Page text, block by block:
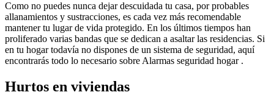
Como no puedes nunca dejar descuidada tu casa, por probables
allanamientos y sustracciones, es cada vez más recomendable
mantener tu lugar de vida protegido. En los últimos tiempos han
proliferado varias bandas que se dedican a asaltar las residencias. Si
en tu hogar todavía no dispones de un sistema de seguridad, aquí
encontrarás todo lo necesario sobre Alarmas seguridad hogar .
Hurtos en viviendas